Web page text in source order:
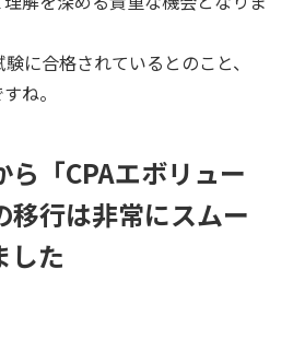
に合格されているとのこと、
ね。
ら「CPAエボリュー
移行は非常にスムー
した